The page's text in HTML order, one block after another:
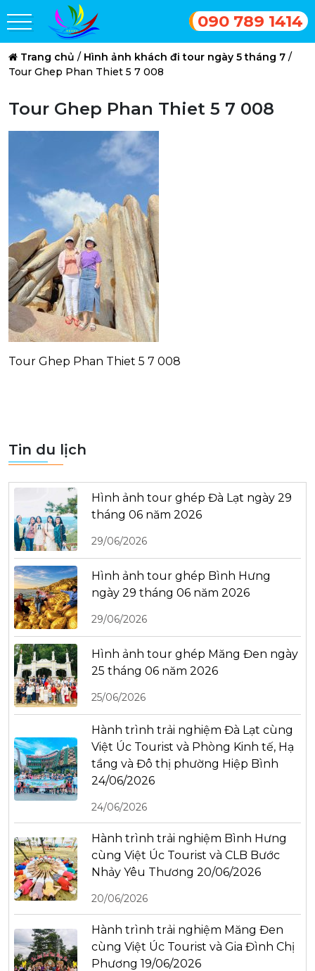
090 789 1414
Trang chủ / Hình ảnh khách đi tour ngày 5 tháng 7 /
Tour Ghep Phan Thiet 5 7 008
Tour Ghep Phan Thiet 5 7 008
Tour Ghep Phan Thiet 5 7 008
Tin du lịch
Hình ảnh tour ghép Đà Lạt ngày 29
tháng 06 năm 2026
29/06/2026
Hình ảnh tour ghép Bình Hưng
ngày 29 tháng 06 năm 2026
29/06/2026
Hình ảnh tour ghép Măng Đen ngày
25 tháng 06 năm 2026
25/06/2026
Hành trình trải nghiệm Đà Lạt cùng
Việt Úc Tourist và Phòng Kinh tế, Hạ
tầng và Đô thị phường Hiệp Bình
24/06/2026
24/06/2026
Hành trình trải nghiệm Bình Hưng
cùng Việt Úc Tourist và CLB Bước
Nhảy Yêu Thương 20/06/2026
20/06/2026
Hành trình trải nghiệm Măng Đen
cùng Việt Úc Tourist và Gia Đình Chị
Phương 19/06/2026